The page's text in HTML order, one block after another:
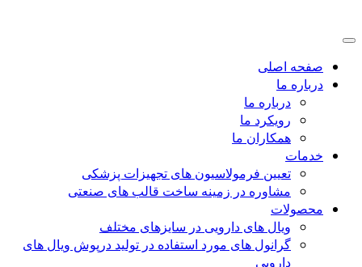
صفحه اصلی
درباره ما
درباره ما
رویکرد ما
همکاران ما
خدمات
تعیین فرمولاسیون های تجهیزات پزشکی
مشاوره در زمینه ساخت قالب های صنعتی
محصولات
ویال های دارویی در سایزهای مختلف
گرانول های مورد استفاده در تولید درپوش ویال های
دارویی